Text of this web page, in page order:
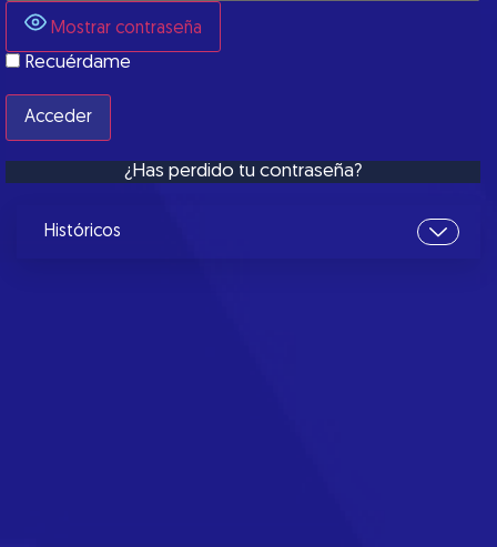
Mostrar contraseña
Recuérdame
¿Has perdido tu contraseña?
Históricos